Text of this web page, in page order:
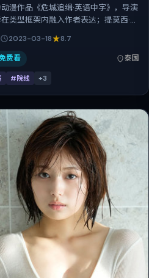
漫作品《危城追缉·英语中字》，导演
类型框架内融入作者表达；提莫西·查
多重关系线。故事类型为家庭，主拍
出品背景为泰国。上映时间 2023年3月
节奏张弛有度。
2023-03-18 8.7
费看 泰国
#院线 +3